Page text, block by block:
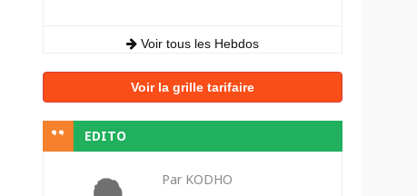
Voir tous les Hebdos
Voir la grille tarifaire
EDITO
Par KODHO